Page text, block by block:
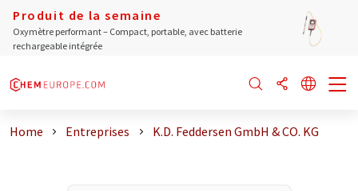
Produit de la semaine
Oxymètre performant – Compact, portable, avec batterie
rechargeable intégrée
Home Entreprises K.D. Feddersen GmbH & CO. KG